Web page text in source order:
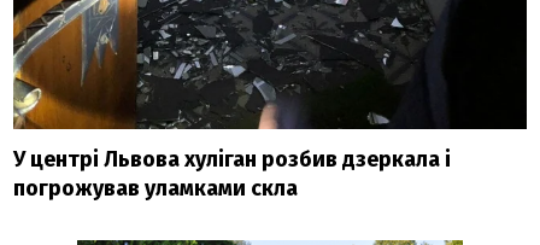
У центрі Львова хуліган розбив дзеркала і
погрожував уламками скла